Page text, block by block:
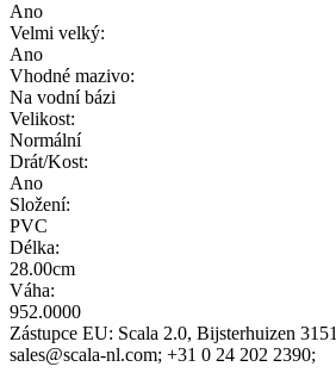
Ano
Velmi velký:
Ano
Vhodné mazivo:
Na vodní bázi
Velikost:
Normální
Drát/Kost:
Ano
Složení:
PVC
Délka:
28.00cm
Váha:
952.0000
Zástupce EU: Scala 2.0, Bijsterhuizen 3151
sales@scala-nl.com; +31 0 24 202 2390;